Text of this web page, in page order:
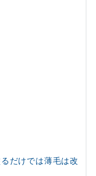
だけでは薄毛は改